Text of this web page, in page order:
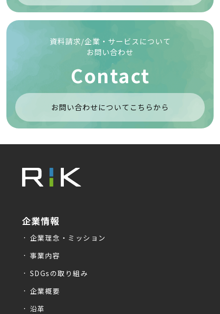
資料請求/企業・サービスについて
お問い合わせ
Contact
お問い合わせについてこちらから
企業情報
企業理念・ミッション
事業内容
SDGsの取り組み
企業概要
沿革